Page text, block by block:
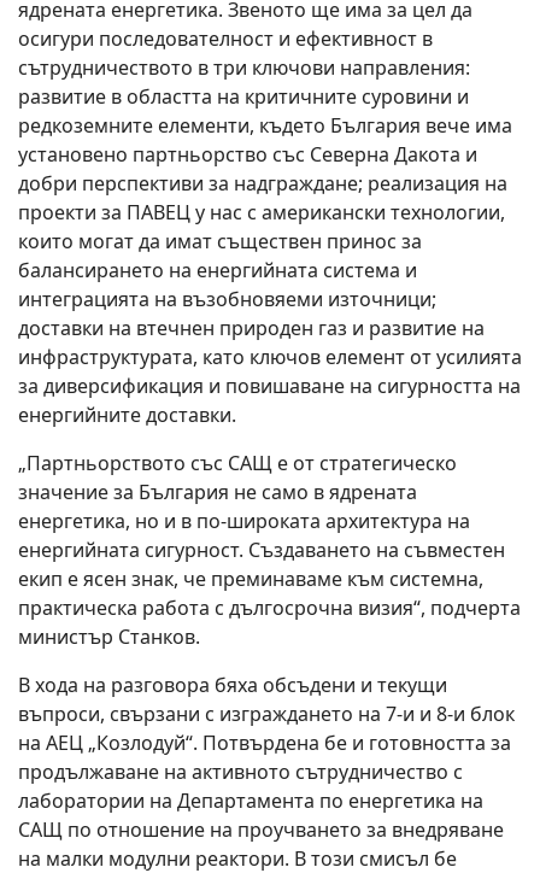
ядрената енергетика. Звеното ще има за цел да
осигури последователност и ефективност в
сътрудничеството в три ключови направления:
развитие в областта на критичните суровини и
редкоземните елементи, където България вече има
установено партньорство със Северна Дакота и
добри перспективи за надграждане; реализация на
проекти за ПАВЕЦ у нас с американски технологии,
които могат да имат съществен принос за
балансирането на енергийната система и
интеграцията на възобновяеми източници;
доставки на втечнен природен газ и развитие на
инфраструктурата, като ключов елемент от усилията
за диверсификация и повишаване на сигурността на
енергийните доставки.
„Партньорството със САЩ е от стратегическо
значение за България не само в ядрената
енергетика, но и в по-широката архитектура на
енергийната сигурност. Създаването на съвместен
екип е ясен знак, че преминаваме към системна,
практическа работа с дългосрочна визия“, подчерта
министър Станков.
В хода на разговора бяха обсъдени и текущи
въпроси, свързани с изграждането на 7-и и 8-и блок
на АЕЦ „Козлодуй“. Потвърдена бе и готовността за
продължаване на активното сътрудничество с
лаборатории на Департамента по енергетика на
САЩ по отношение на проучването за внедряване
на малки модулни реактори. В този смисъл бе